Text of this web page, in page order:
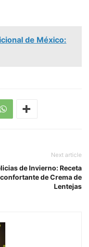
de México:
Next article
de Invierno: Receta
de Crema de
Lentejas